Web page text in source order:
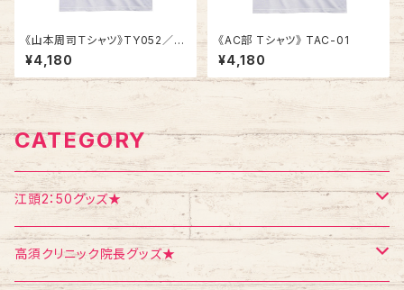
《山本周司Ｔシャツ》TY052／
A CYCLIST
¥4,180
《AC部 Tシャツ》 TAC-01
¥4,180
CATEGORY
江頭2：50グッズ★
Tシャツ
高須クリニック院長グッズ★